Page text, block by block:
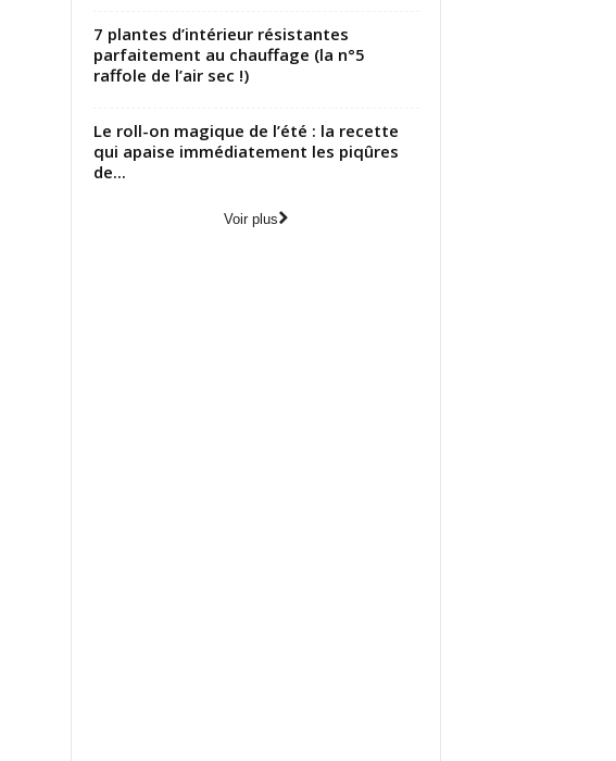
7 plantes d’intérieur résistantes
parfaitement au chauffage (la n°5
raffole de l’air sec !)
Le roll-on magique de l’été : la recette
qui apaise immédiatement les piqûres
de...
Voir plus